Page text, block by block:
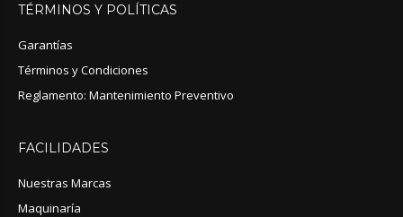
TÉRMINOS Y POLÍTICAS
Garantías
Términos y Condiciones
Reglamento: Mantenimiento Preventivo
FACILIDADES
Nuestras Marcas
Maquinaría